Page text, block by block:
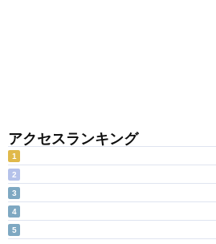
アクセスランキング
1
2
3
4
5